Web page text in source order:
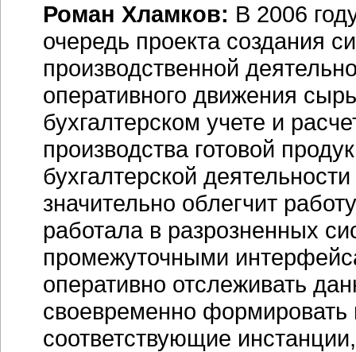
Роман Хламков: В 2006
очередь проекта создания
производственной
оперативного движения
бухгалтерском учете и
производства готовой
бухгалтерской
значительно облегчит
работала в разрозненных
промежуточными
оперативно отслеживать
своевременно формировать
соответствующие